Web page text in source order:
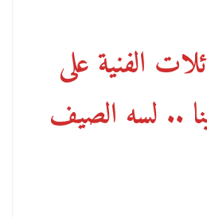
الفنية على
.. لسه الصيف